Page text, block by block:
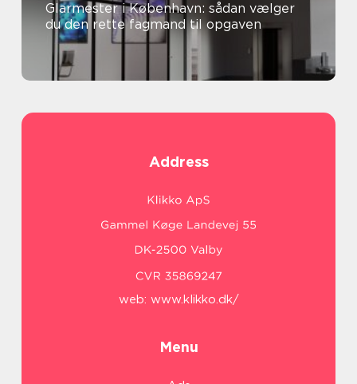
Glarmester i København: sådan vælger
du den rette fagmand til opgaven
Address
web: www.klikko.dk/
Menu